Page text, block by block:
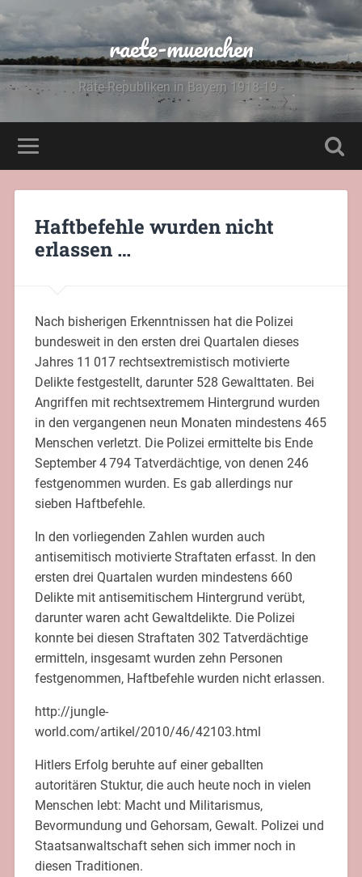
raete-muenchen
Räte-Republiken in Bayern 1918-19 -
Haftbefehle wurden nicht
erlassen …
Nach bisherigen Erkenntnissen hat die Polizei
bundesweit in den ersten drei Quartalen dieses
Jahres 11 017 rechtsextremistisch motivierte
Delikte festgestellt, darunter 528 Gewalttaten. Bei
Angriffen mit rechtsextremem Hintergrund wurden
in den vergangenen neun Monaten mindestens 465
Menschen verletzt. Die Polizei ermittelte bis Ende
September 4 794 Tatverdächtige, von denen 246
festgenommen wurden. Es gab allerdings nur
sieben Haftbefehle.
In den vorliegenden Zahlen wurden auch
antisemitisch motivierte Straftaten erfasst. In den
ersten drei Quartalen wurden mindestens 660
Delikte mit antisemitischem Hintergrund verübt,
darunter waren acht Gewaltdelikte. Die Polizei
konnte bei diesen Straftaten 302 Tatverdächtige
ermitteln, insgesamt wurden zehn Personen
festgenommen, Haftbefehle wurden nicht erlassen.
http://jungle-
world.com/artikel/2010/46/42103.html
Hitlers Erfolg beruhte auf einer geballten
autoritären Stuktur, die auch heute noch in vielen
Menschen lebt: Macht und Militarismus,
Bevormundung und Gehorsam, Gewalt. Polizei und
Staatsanwaltschaft sehen sich immer noch in
diesen Traditionen.